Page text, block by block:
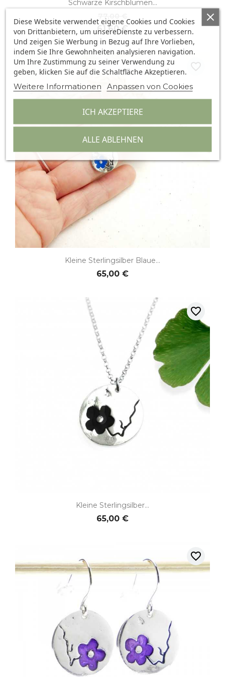
Schwarze Kirschblumen...
61,60 €
Kleine Sterlingsilber Blaue...
65,00 €
favorite_border
Kleine Sterlingsilber...
65,00 €
favorite_border
favorite_border
Diese Website verwendet eigene Cookies und Cookies
von Drittanbietern, um unsereDienste zu verbessern.
Und zeigen Sie Werbung in Bezug auf Ihre Vorlieben,
indem Sie Ihre Gewohnheiten analysieren navigation.
Um Ihre Zustimmung zu seiner Verwendung zu
geben, klicken Sie auf die Schaltfläche Akzeptieren.
Weitere Informationen
Anpassen von Cookies
ALLE ABLEHNEN
ICH AKZEPTIERE